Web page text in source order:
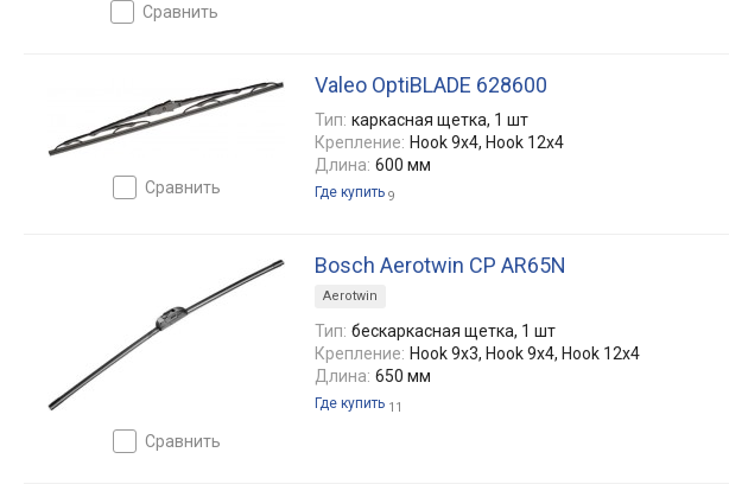
сравнить
сравнить
Valeo OptiBLADE 628600
Тип: каркасная щетка, 1 шт
Крепление: Hook 9x4, Hook 12x4
Длина: 600 мм
Где купить 9
сравнить
Bosch Aerotwin CP AR65N
Aerotwin
Тип: бескаркасная щетка, 1 шт
Крепление: Hook 9x3, Hook 9x4, Hook 12x4
Длина: 650 мм
Где купить 11